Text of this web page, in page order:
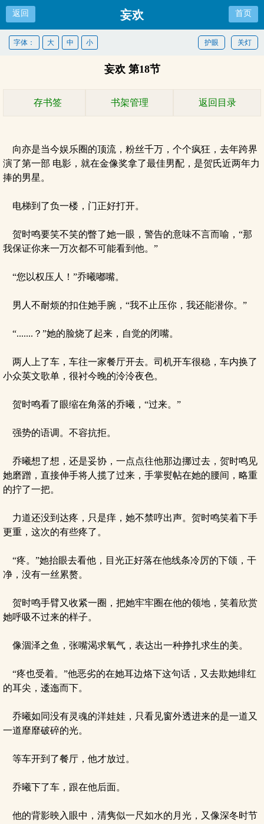
返回 妄欢 首页
关灯
护眼
字体： 大 中 小
妄欢 第18节
存书签 书架管理 返回目录
向亦是当今娱乐圈的顶流，粉丝千万，个个疯狂，去年跨界
演了第一部 电影，就在金像奖拿了最佳男配，是贺氏近两年力
捧的男星。
电梯到了负一楼，门正好打开。
贺时鸣要笑不笑的瞥了她一眼，警告的意味不言而喻，“那
我保证你来一万次都不可能看到他。”
“您以权压人！”乔曦嘟嘴。
男人不耐烦的扣住她手腕，“我不止压你，我还能潜你。”
“.......？”她的脸烧了起来，自觉的闭嘴。
两人上了车，车往一家餐厅开去。司机开车很稳，车内换了
小众英文歌单，很衬今晚的泠泠夜色。
贺时鸣看了眼缩在角落的乔曦，“过来。”
强势的语调。不容抗拒。
乔曦想了想，还是妥协，一点点往他那边挪过去，贺时鸣见
她磨蹭，直接伸手将人揽了过来，手掌熨帖在她的腰间，略重
的拧了一把。
力道还没到达疼，只是痒，她不禁哼出声。贺时鸣笑着下手
更重，这次的有些疼了。
“疼。”她抬眼去看他，目光正好落在他线条冷厉的下颌，干
净，没有一丝累赘。
贺时鸣手臂又收紧一圈，把她牢牢圈在他的领地，笑着欣赏
她呼吸不过来的样子。
像涸泽之鱼，张嘴渴求氧气，表达出一种挣扎求生的美。
“疼也受着。”他恶劣的在她耳边烙下这句话，又去欺她绯红
的耳尖，逶迤而下。
乔曦如同没有灵魂的洋娃娃，只看见窗外透进来的是一道又
一道靡靡破碎的光。
等车开到了餐厅，他才放过。
乔曦下了车，跟在他后面。
他的背影映入眼中，清隽似一尺如水的月光，又像深冬时节